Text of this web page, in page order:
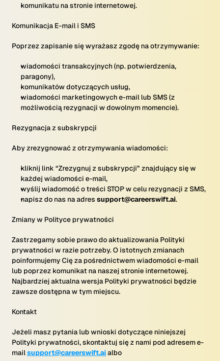
komunikatu na stronie internetowej.
Komunikacja E-mail i SMS
Poprzez zapisanie się wyrażasz zgodę na otrzymywanie:
wiadomości transakcyjnych (np. potwierdzenia,
paragony),
komunikatów dotyczących usług,
wiadomości marketingowych e-mail lub SMS (z
możliwością rezygnacji w dowolnym momencie).
Rezygnacja z subskrypcji
Aby zrezygnować z otrzymywania wiadomości:
kliknij link “Zrezygnuj z subskrypcji” znajdujący się w
każdej wiadomości e-mail,
wyślij wiadomość o treści STOP w celu rezygnacji z SMS,
napisz do nas na adres support@careerswift.ai.
Zmiany w Polityce prywatności
Zastrzegamy sobie prawo do aktualizowania Polityki
prywatności w razie potrzeby. O istotnych zmianach
poinformujemy Cię za pośrednictwem wiadomości e-mail
lub poprzez komunikat na naszej stronie internetowej.
Najbardziej aktualna wersja Polityki prywatności będzie
zawsze dostępna w tym miejscu.
Kontakt
Jeżeli masz pytania lub wnioski dotyczące niniejszej
Polityki prywatności, skontaktuj się z nami pod adresem e-
mailsupport@careerswift.ai albo